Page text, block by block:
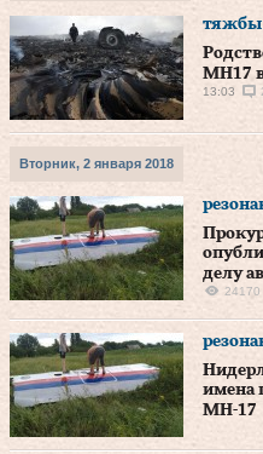
тяжбы
MH17
13:03
Вторник, 2 января 2018
делу
24170
имена
MH-17